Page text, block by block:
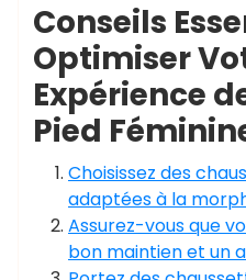
Conseils
Optimiser
Expérience
Pied
Choisissez des
adaptées à la
Assurez-vous que
bon maintien et un